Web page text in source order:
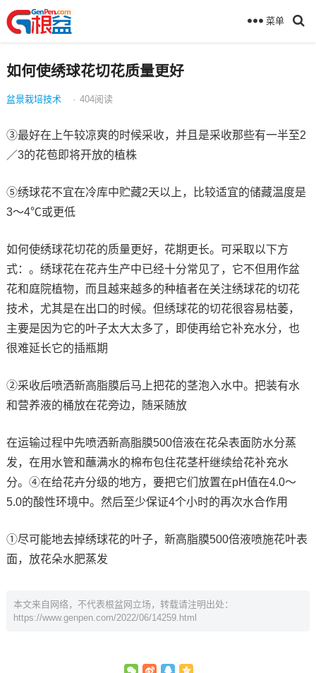
菜单
如何使绣球花切花质量更好
盆景栽培技术 · 404阅读
③最好在上午较凉爽的时候采收，并且是采收那些有一半至2
／3的花苞即将开放的植株
⑤绣球花不宜在冷库中贮藏2天以上，比较适宜的储藏温度是
3～4℃或更低
如何使绣球花切花的质量更好，花期更长。可采取以下方
式：。绣球花在花卉生产中已经十分常见了，它不但用作盆
花和庭院植物，而且越来越多的种植者在关注绣球花的切花
技术，尤其是在出口的时候。但绣球花的切花很容易枯萎，
主要是因为它的叶子太大太多了，即使再给它补充水分，也
很难延长它的插瓶期
②采收后喷洒新高脂膜后马上把花的茎泡入水中。把装有水
和营养液的桶放在花旁边，随采随放
在运输过程中先喷洒新高脂膜500倍液在花朵表面防水分蒸
发，在用水管和蘸满水的棉布包住花茎杆继续给花补充水
分。④在给花卉分级的地方，要把它们放置在pH值在4.0～
5.0的酸性环境中。然后至少保证4个小时的再次水合作用
①尽可能地去掉绣球花的叶子，新高脂膜500倍液喷施花叶表
面，放花朵水肥蒸发
本文来自网络，不代表根盆网立场，转载请注明出处：
https://www.genpen.com/2022/06/14259.html